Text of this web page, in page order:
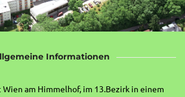
Informationen
am Himmelhof, im 13.Bezirk in einem